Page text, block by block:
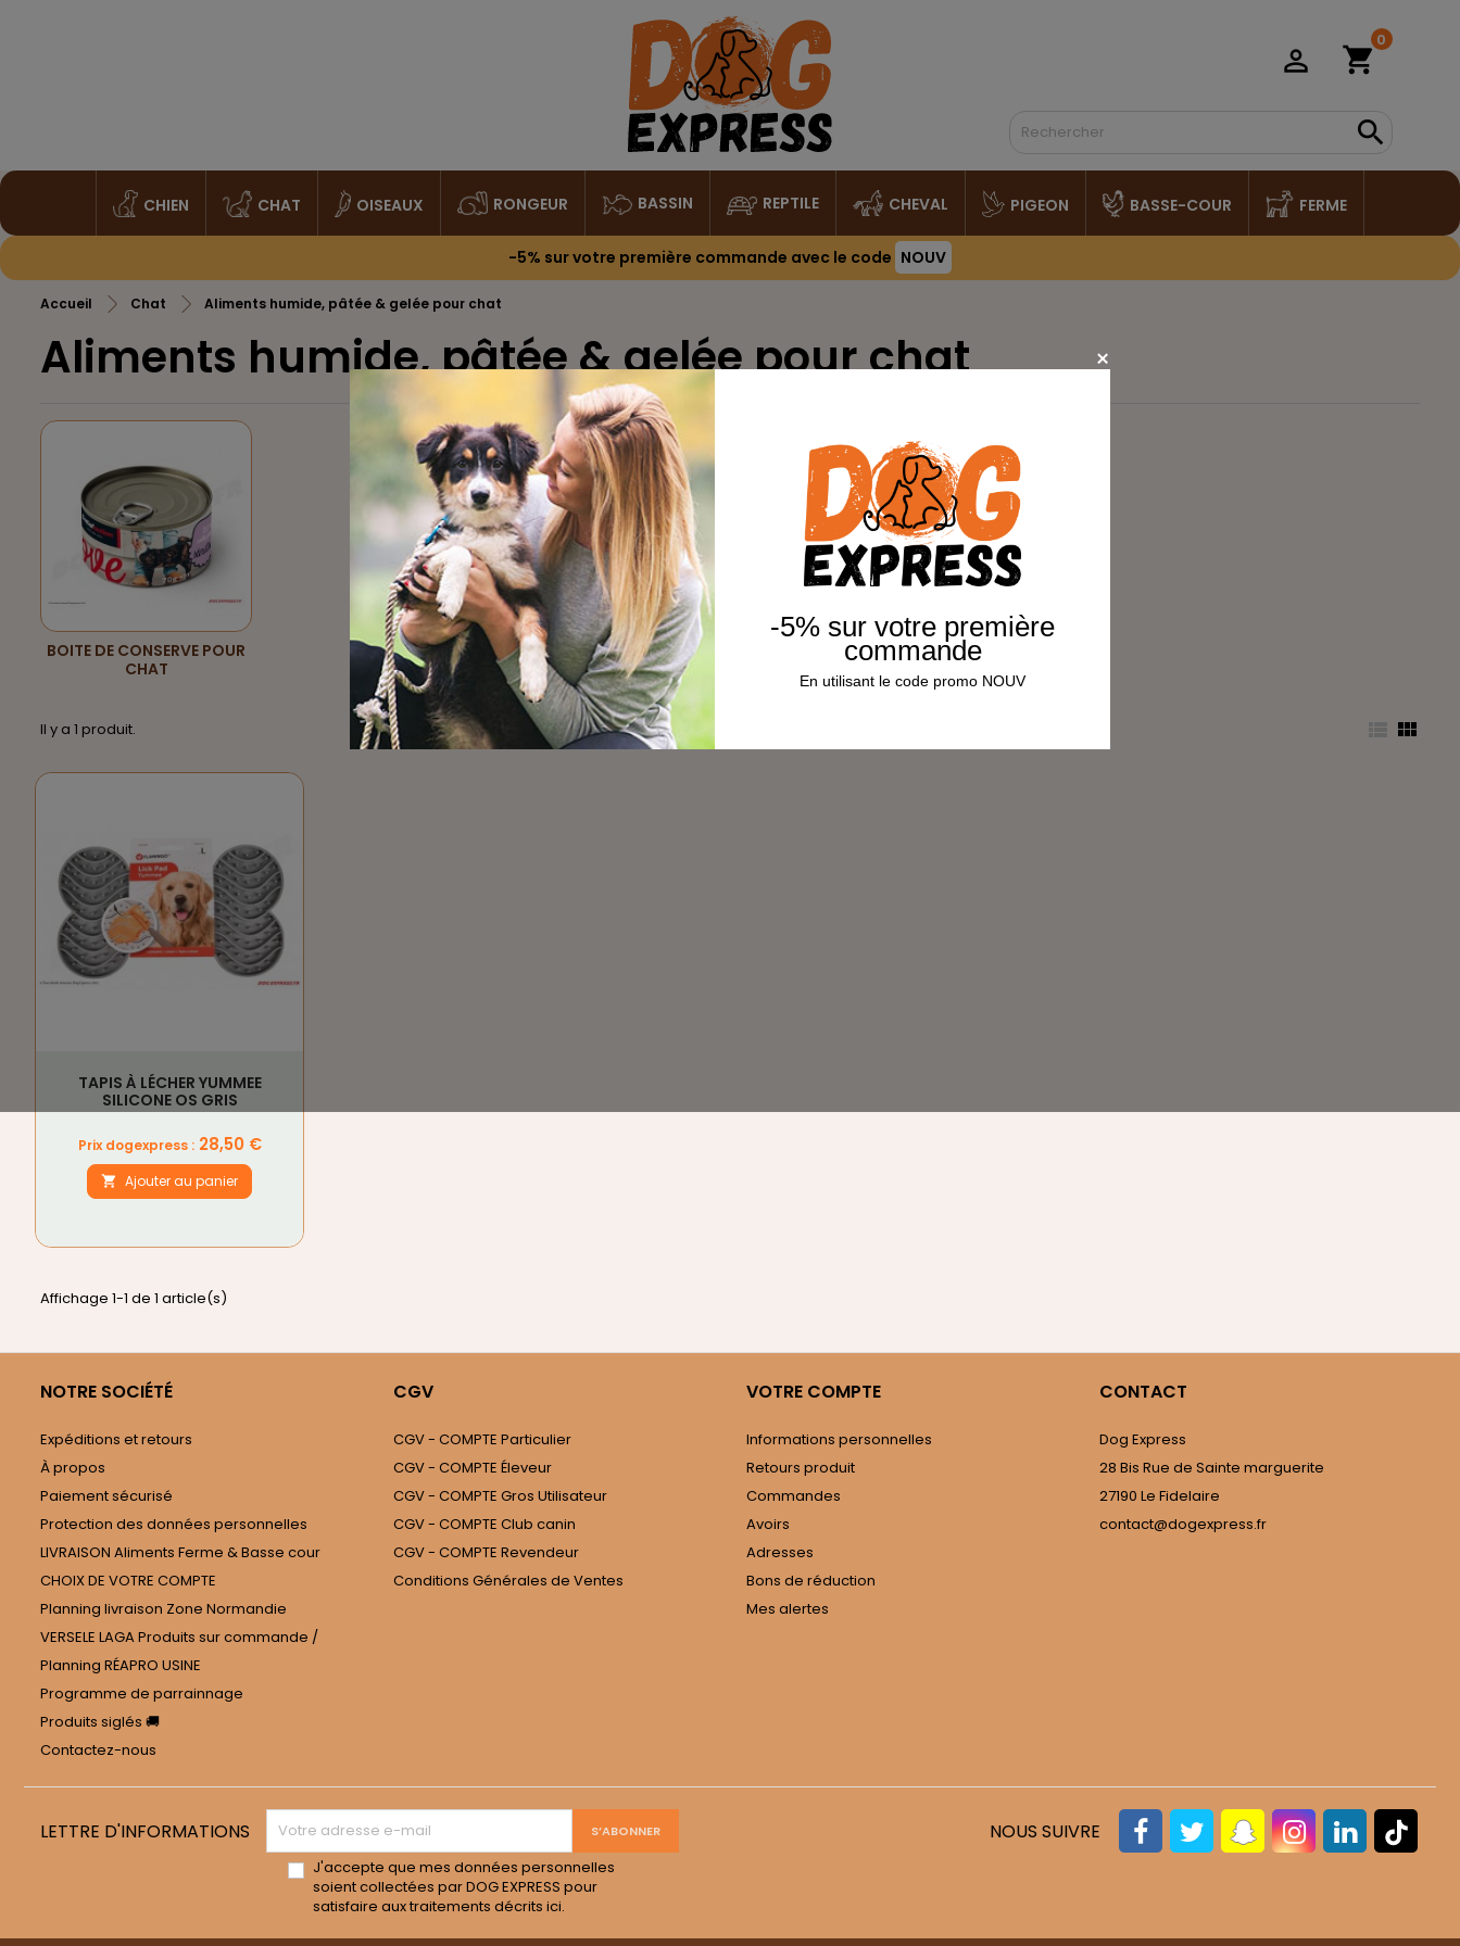
shopping_cart
0
person_outline

CHIEN CHAT OISEAUX RONGEUR BASSIN REPTILE CHEVAL PIGEON BASSE-COUR FERME
-5% sur votre première commande avec le code NOUV
Accueil Chat Aliments humide, pâtée & gelée pour chat
Aliments humide, pâtée & gelée pour chat
BOITE DE CONSERVE POUR
CHAT
Il y a 1 produit. 
TAPIS À LÉCHER YUMMEE
SILICONE OS GRIS
Prix
Prix dogexpress :28,50 €
 Ajouter au panier
Affichage 1-1 de 1 article(s)
NOTRE SOCIÉTÉ
Expéditions et retours
À propos
Paiement sécurisé
Protection des données personnelles
LIVRAISON Aliments Ferme & Basse cour
CHOIX DE VOTRE COMPTE
Planning livraison Zone Normandie
VERSELE LAGA Produits sur commande /
Planning RÉAPRO USINE
Programme de parrainnage
Produits siglés 🚚
Contactez-nous
CGV
CGV - COMPTE Particulier
CGV - COMPTE Éleveur
CGV - COMPTE Gros Utilisateur
CGV - COMPTE Club canin
CGV - COMPTE Revendeur
Conditions Générales de Ventes
VOTRE COMPTE
Informations personnelles
Retours produit
Commandes
Avoirs
Adresses
Bons de réduction
Mes alertes
CONTACT
Dog Express
28 Bis Rue de Sainte marguerite
27190 Le Fidelaire
contact@dogexpress.fr
LETTRE D'INFORMATIONS
J'accepte que mes données personnelles
soient collectées par DOG EXPRESS pour
satisfaire aux traitements décrits ici.
NOUS SUIVRE
-5% sur votre première
commande
En utilisant le code promo NOUV